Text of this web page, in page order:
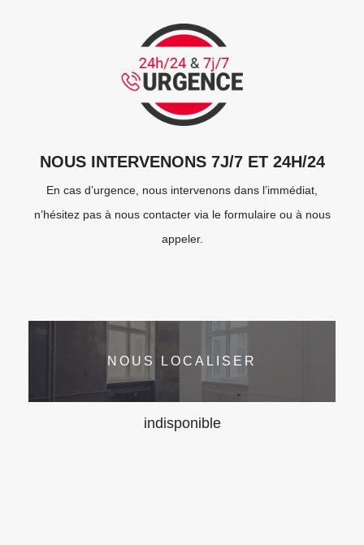
NOUS INTERVENONS 7J/7 ET 24H/24
En cas d’urgence, nous intervenons dans l’immédiat,
n’hésitez pas à nous contacter via le formulaire ou à nous
appeler.
NOUS LOCALISER
indisponible